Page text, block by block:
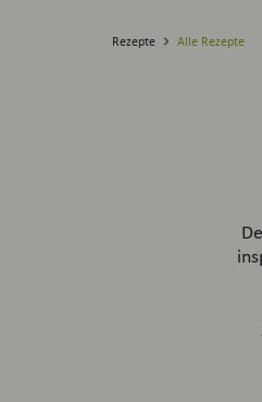
Rezepte Alle Rezepte